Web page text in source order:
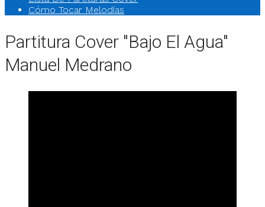
Cómo Tocar Melodías
Partitura Cover "Bajo El Agua"
Manuel Medrano